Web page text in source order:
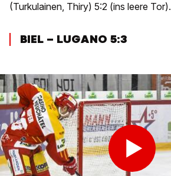
(Turkulainen, Thiry) 5:2 (ins leere Tor).
BIEL – LUGANO 5:3